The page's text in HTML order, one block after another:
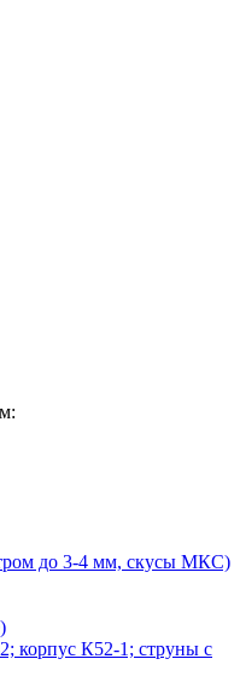
до 3-4 мм, скусы МКС)
корпус К52-1; струны с